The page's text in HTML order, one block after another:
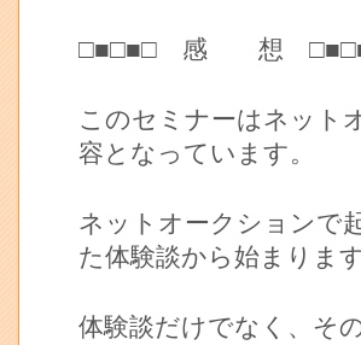
□■□■□ 感 想
このセミナーはネット
容となっています。
ネットオークションで
た体験談から始まります
体験談だけでなく、そ